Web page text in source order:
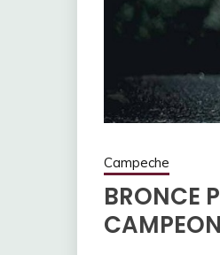
Campeche
BRONCE